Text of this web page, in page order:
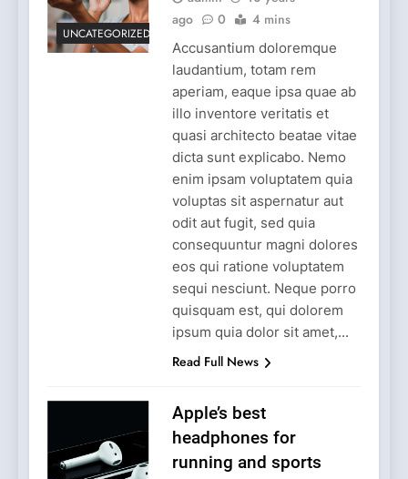
UNCATEGORIZED
ago
0 4 mins
Accusantium doloremque
laudantium, totam rem
aperiam, eaque ipsa quae ab
illo inventore veritatis et
quasi architecto beatae vitae
dicta sunt explicabo. Nemo
enim ipsam voluptatem quia
voluptas sit aspernatur aut
odit aut fugit, sed quia
consequuntur magni dolores
eos qui ratione voluptatem
sequi nesciunt. Neque porro
quisquam est, qui dolorem
ipsum quia dolor sit amet,...
Read Full News
Apple’s best
headphones for
running and sports